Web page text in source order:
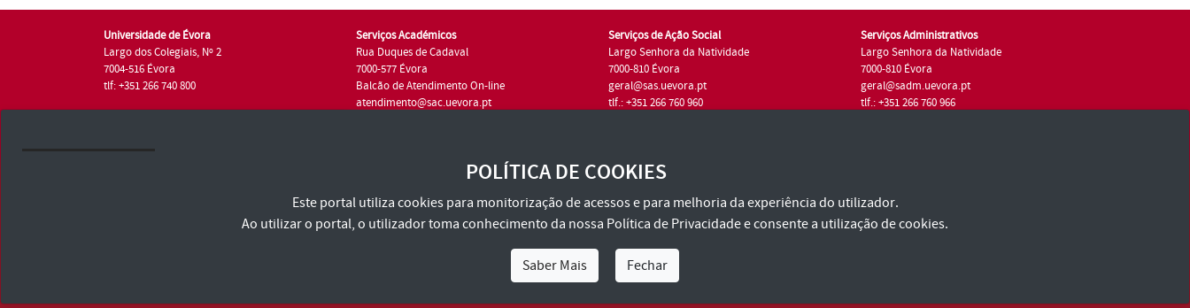
Universidade de Évora
Largo dos Colegiais, Nº 2
7004-516 Évora
tlf: +351 266 740 800
Serviços Académicos
Rua Duques de Cadaval
7000-577 Évora
Balcão de Atendimento On-line
atendimento@sac.uevora.pt
Serviços de Ação Social
Largo Senhora da Natividade
7000-810 Évora
geral@sas.uevora.pt
tlf.: +351 266 760 960
Serviços Administrativos
Largo Senhora da Natividade
7000-810 Évora
geral@sadm.uevora.pt
tlf.: +351 266 760 966
Consulte os Termos e Condições e Política de Privacidade
POLÍTICA DE COOKIES
Este portal utiliza cookies para monitorização de acessos e para melhoria da experiência do utilizador.
Ao utilizar o portal, o utilizador toma conhecimento da nossa Política de Privacidadee consente a utilização de cookies.
Saber Mais Fechar